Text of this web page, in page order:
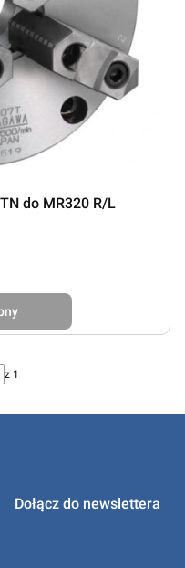
do MR320 R/L
z 1
Dołącz do newslettera